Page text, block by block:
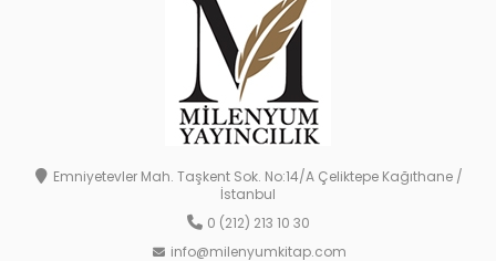
Emniyetevler Mah. Taşkent Sok. No:14/A Çeliktepe Kağıthane /
İstanbul
0 (212) 213 10 30
info@milenyumkitap.com